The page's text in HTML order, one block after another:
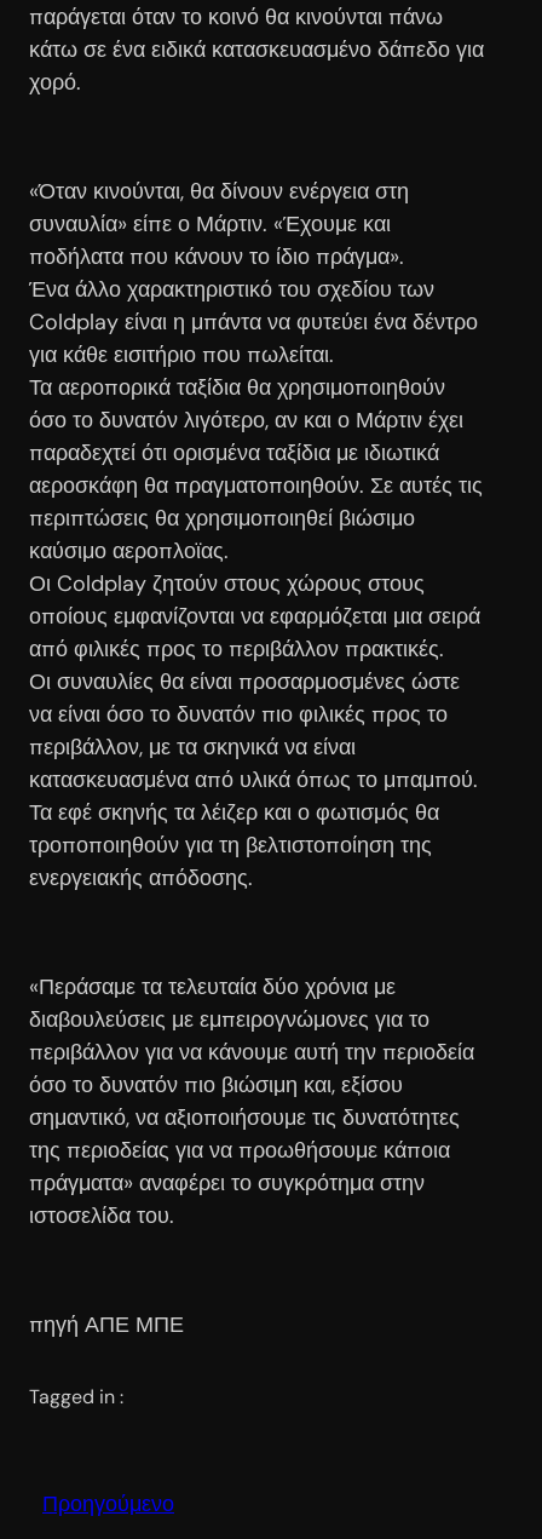
παράγεται όταν το κοινό θα κινούνται πάνω
κάτω σε ένα ειδικά κατασκευασμένο δάπεδο για
χορό.
«Όταν κινούνται, θα δίνουν ενέργεια στη
συναυλία» είπε ο Μάρτιν. «Έχουμε και
ποδήλατα που κάνουν το ίδιο πράγμα».
Ένα άλλο χαρακτηριστικό του σχεδίου των
Coldplay είναι η μπάντα να φυτεύει ένα δέντρο
για κάθε εισιτήριο που πωλείται.
Τα αεροπορικά ταξίδια θα χρησιμοποιηθούν
όσο το δυνατόν λιγότερο, αν και ο Μάρτιν έχει
παραδεχτεί ότι ορισμένα ταξίδια με ιδιωτικά
αεροσκάφη θα πραγματοποιηθούν. Σε αυτές τις
περιπτώσεις θα χρησιμοποιηθεί βιώσιμο
καύσιμο αεροπλοϊας.
Οι Coldplay ζητούν στους χώρους στους
οποίους εμφανίζονται να εφαρμόζεται μια σειρά
από φιλικές προς το περιβάλλον πρακτικές.
Οι συναυλίες θα είναι προσαρμοσμένες ώστε
να είναι όσο το δυνατόν πιο φιλικές προς το
περιβάλλον, με τα σκηνικά να είναι
κατασκευασμένα από υλικά όπως το μπαμπού.
Τα εφέ σκηνής τα λέιζερ και ο φωτισμός θα
τροποποιηθούν για τη βελτιστοποίηση της
ενεργειακής απόδοσης.
«Περάσαμε τα τελευταία δύο χρόνια με
διαβουλεύσεις με εμπειρογνώμονες για το
περιβάλλον για να κάνουμε αυτή την περιοδεία
όσο το δυνατόν πιο βιώσιμη και, εξίσου
σημαντικό, να αξιοποιήσουμε τις δυνατότητες
της περιοδείας για να προωθήσουμε κάποια
πράγματα» αναφέρει το συγκρότημα στην
ιστοσελίδα του.
πηγή ΑΠΕ ΜΠΕ
Tagged in :
Προηγούμενο